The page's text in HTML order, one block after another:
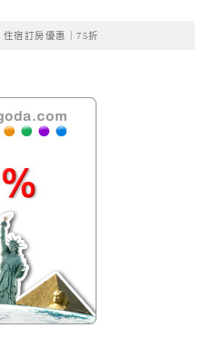
宿訂房優惠｜75折